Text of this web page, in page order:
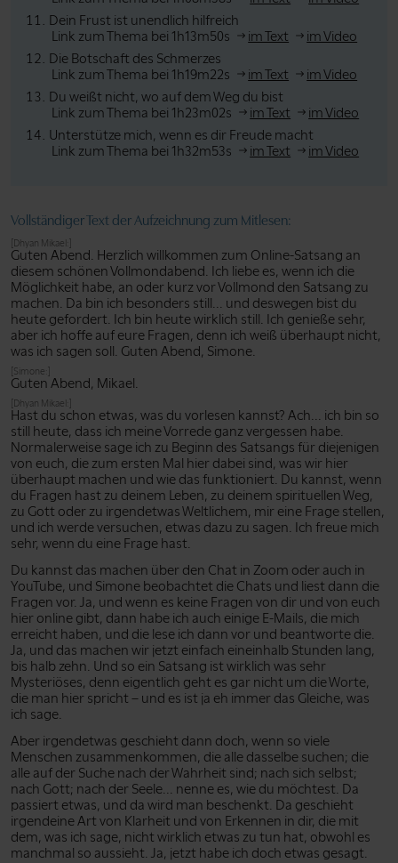
Dein Frust ist unendlich hilfreich
Link zum Thema bei 1h13m50s
im Text
im Video
Die Botschaft des Schmerzes
Link zum Thema bei 1h19m22s
im Text
im Video
Du weißt nicht, wo auf dem Weg du bist
Link zum Thema bei 1h23m02s
im Text
im Video
Unterstütze mich, wenn es dir Freude macht
Link zum Thema bei 1h32m53s
im Text im Video
Vollständiger Text der Aufzeichnung zum Mitlesen:
[Dhyan Mikael:]
Guten Abend. Herzlich willkommen zum Online-Satsang an
diesem schönen Vollmondabend. Ich liebe es, wenn ich die
Möglichkeit habe, an oder kurz vor Vollmond den Satsang zu
machen. Da bin ich besonders still... und deswegen bist du
heute gefordert. Ich bin heute wirklich still. Ich genieße sehr,
aber ich hoffe auf eure Fragen, denn ich weiß überhaupt nicht,
was ich sagen soll. Guten Abend, Simone.
[Simone:]
Guten Abend, Mikael.
[Dhyan Mikael:]
Hast du schon etwas, was du vorlesen kannst? Ach... ich bin so
still heute, dass ich meine Vorrede ganz vergessen habe.
Normalerweise sage ich zu Beginn des Satsangs für diejenigen
von euch, die zum ersten Mal hier dabei sind, was wir hier
überhaupt machen und wie das funktioniert. Du kannst, wenn
du Fragen hast zu deinem Leben, zu deinem spirituellen Weg,
zu Gott oder zu irgendetwas Weltlichem, mir eine Frage stellen,
und ich werde versuchen, etwas dazu zu sagen. Ich freue mich
sehr, wenn du eine Frage hast.
Du kannst das machen über den Chat in Zoom oder auch in
YouTube, und Simone beobachtet die Chats und liest dann die
Fragen vor. Ja, und wenn es keine Fragen von dir und von euch
hier online gibt, dann habe ich auch einige E-Mails, die mich
erreicht haben, und die lese ich dann vor und beantworte die.
Ja, und das machen wir jetzt einfach eineinhalb Stunden lang,
bis halb zehn. Und so ein Satsang ist wirklich was sehr
Mysteriöses, denn eigentlich geht es gar nicht um die Worte,
die man hier spricht – und es ist ja eh immer das Gleiche, was
ich sage.
Aber irgendetwas geschieht dann doch, wenn so viele
Menschen zusammenkommen, die alle dasselbe suchen; die
alle auf der Suche nach der Wahrheit sind; nach sich selbst;
nach Gott; nach der Seele... nenne es, wie du möchtest. Da
passiert etwas, und da wird man beschenkt. Da geschieht
irgendeine Art von Klarheit und von Erkennen in dir, die mit
dem, was ich sage, nicht wirklich etwas zu tun hat, obwohl es
manchmal so aussieht. Ja, jetzt habe ich doch etwas gesagt.